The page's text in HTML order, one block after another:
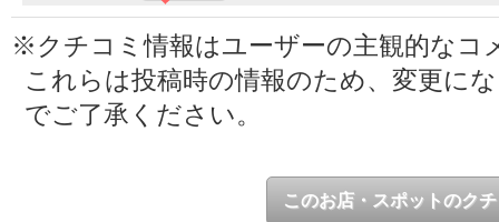
※クチコミ情報はユーザーの主観的なコ
これらは投稿時の情報のため、変更に
でご了承ください。
このお店・スポットのク